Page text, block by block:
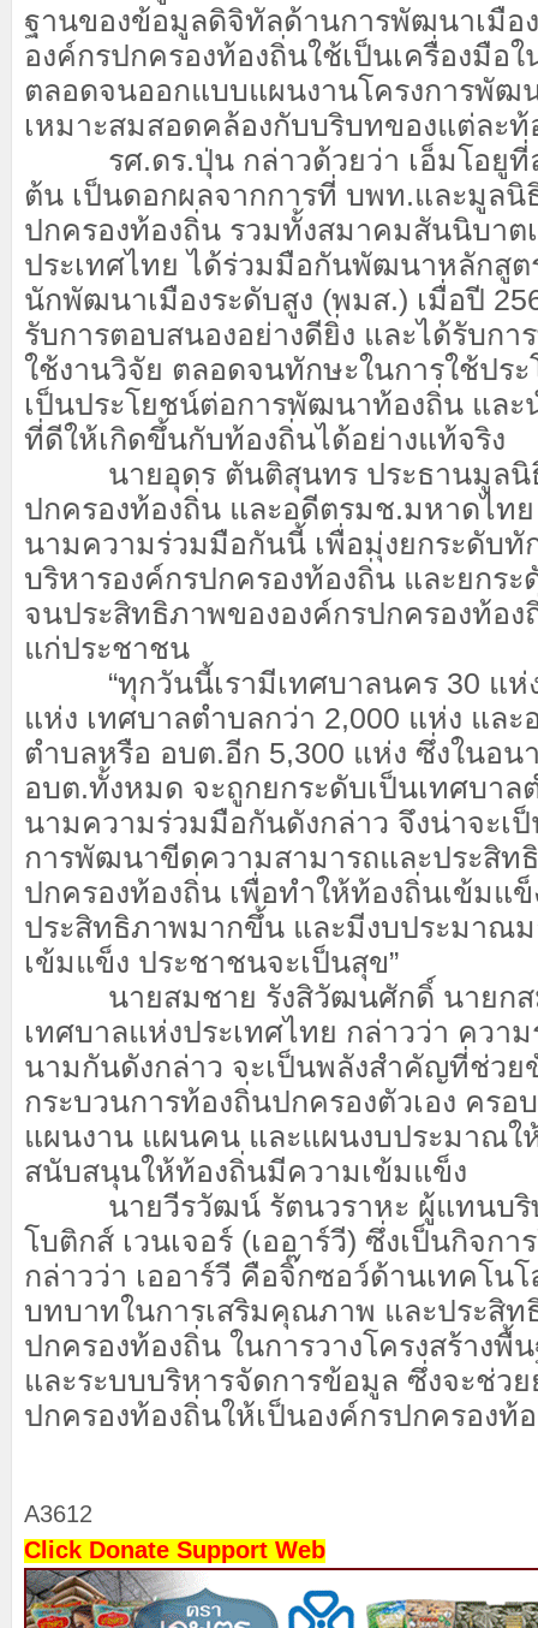
ฐานของข้อมูลดิจิทัลด้านการพัฒนาเมือ
องค์กรปกครองท้องถิ่นใช้เป็นเครื่องมือ
ตลอดจนออกแบบแผนงานโครงการพัฒ
เหมาะสมสอดคล้องกับบริบทของแต่ละท้
รศ.ดร.ปุ่น กล่าวด้วยว่า เอ็มโอยู
ต้น เป็นดอกผลจากการที่ บพท.และมูลนิ
ปกครองท้องถิ่น รวมทั้งสมาคมสันนิบาต
ประเทศไทย ได้ร่วมมือกันพัฒนาหลักสูต
นักพัฒนาเมืองระดับสูง (พมส.) เมื่อปี
รับการตอบสนองอย่างดียิ่ง และได้รับกา
ใช้งานวิจัย ตลอดจนทักษะในการใช้ปร
เป็นประโยชน์ต่อการพัฒนาท้องถิ่น และ
ที่ดีให้เกิดขึ้นกับท้องถิ่นได้อย่างแท้จริง
นายอุดร ตันติสุนทร ประธานมูลนิ
ปกครองท้องถิ่น และอดีตรมช.มหาดไทย
นามความร่วมมือกันนี้ เพื่อมุ่งยกระดับทั
บริหารองค์กรปกครองท้องถิ่น และยกร
จนประสิทธิภาพขององค์กรปกครองท้อง
แก่ประชาชน
“ทุกวันนี้เรามีเทศบาลนคร 30 แห่
แห่ง เทศบาลตำบลกว่า 2,000 แห่ง และ
ตำบลหรือ อบต.อีก 5,300 แห่ง ซึ่งในอน
อบต.ทั้งหมด จะถูกยกระดับเป็นเทศบาล
นามความร่วมมือกันดังกล่าว จึงน่าจะเ
การพัฒนาขีดความสามารถและประสิท
ปกครองท้องถิ่น เพื่อทำให้ท้องถิ่นเข้มแ
ประสิทธิภาพมากขึ้น และมีงบประมาณ
เข้มแข็ง ประชาชนจะเป็นสุข”
นายสมชาย รังสิวัฒนศักดิ์ นายก
เทศบาลแห่งประเทศไทย กล่าวว่า ควา
นามกันดังกล่าว จะเป็นพลังสำคัญที่ช่วย
กระบวนการท้องถิ่นปกครองตัวเอง คร
แผนงาน แผนคน และแผนงบประมาณใ
สนับสนุนให้ท้องถิ่นมีความเข้มแข็ง
นายวีรวัฒน์ รัตนวราหะ ผู้แทนบริ
โบติกส์ เวนเจอร์ (เออาร์วี) ซึ่งเป็นกิจกา
กล่าวว่า เออาร์วี คือจิ๊กซอว์ด้านเทคโน
บทบาทในการเสริมคุณภาพ และประสิท
ปกครองท้องถิ่น ในการวางโครงสร้างพื้
และระบบบริหารจัดการข้อมูล ซึ่งจะช่ว
ปกครองท้องถิ่นให้เป็นองค์กรปกครองท้
A3612
Click Donate Support Web